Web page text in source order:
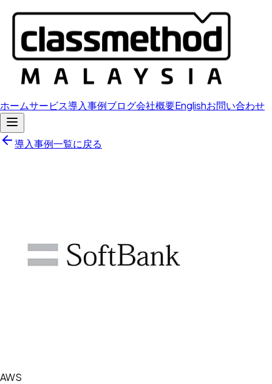
ホームサービス導入事例ブログ会社概要Englishお問い合わせ
導入事例一覧に戻る
AWS